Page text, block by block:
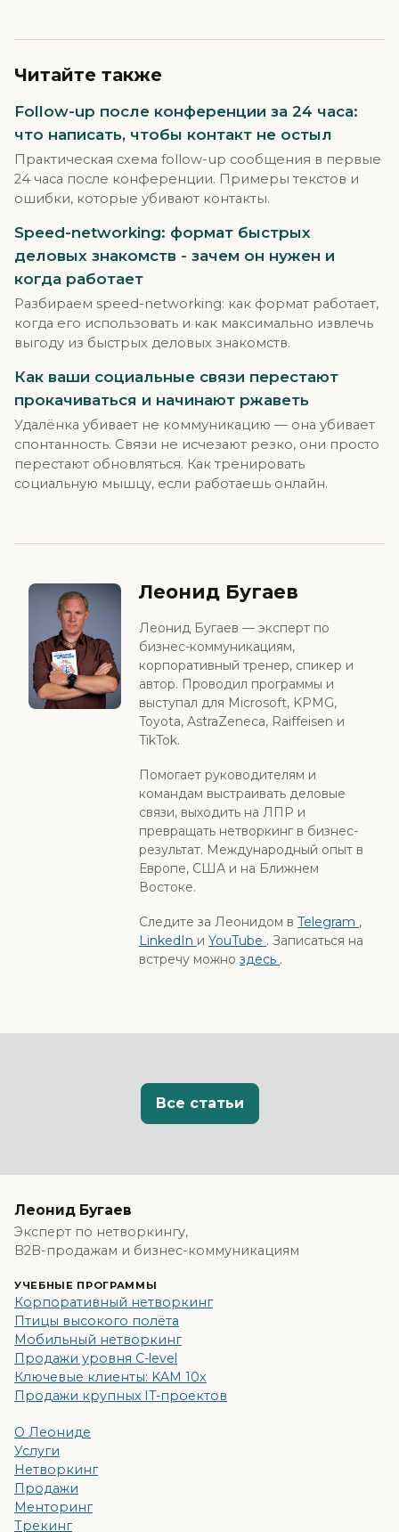
Читайте также
Follow-up после конференции за 24 часа:
что написать, чтобы контакт не остыл
Практическая схема follow-up сообщения в первые
24 часа после конференции. Примеры текстов и
ошибки, которые убивают контакты.
Speed-networking: формат быстрых
деловых знакомств - зачем он нужен и
когда работает
Разбираем speed-networking: как формат работает,
когда его использовать и как максимально извлечь
выгоду из быстрых деловых знакомств.
Как ваши социальные связи перестают
прокачиваться и начинают ржаветь
Удалёнка убивает не коммуникацию — она убивает
спонтанность. Связи не исчезают резко, они просто
перестают обновляться. Как тренировать
социальную мышцу, если работаешь онлайн.
Леонид Бугаев
Леонид Бугаев — эксперт по
бизнес-коммуникациям,
корпоративный тренер, спикер и
автор. Проводил программы и
выступал для Microsoft, KPMG,
Toyota, AstraZeneca, Raiffeisen и
TikTok.
Помогает руководителям и
командам выстраивать деловые
связи, выходить на ЛПР и
превращать нетворкинг в бизнес-
результат. Международный опыт в
Европе, США и на Ближнем
Востоке.
Следите за Леонидом в Telegram ,
LinkedIn и YouTube . Записаться на
встречу можно здесь .
Все статьи
Леонид Бугаев
Эксперт по нетворкингу,
B2B-продажам и бизнес-коммуникациям
УЧЕБНЫЕ ПРОГРАММЫ
Корпоративный нетворкинг
Птицы высокого полёта
Мобильный нетворкинг
Продажи уровня C-level
Ключевые клиенты: KAM 10x
Продажи крупных IT-проектов
О Леониде
Услуги
Нетворкинг
Продажи
Менторинг
Трекинг